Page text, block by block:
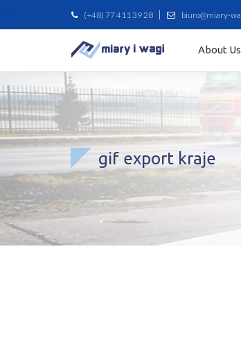
(+48) 77 411 39 28 biuro@miary-
About Us
gif export kraje